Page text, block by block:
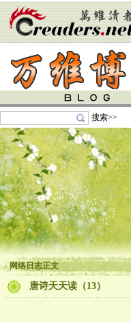
搜索>>
网络日志正文
唐诗天天读（13）